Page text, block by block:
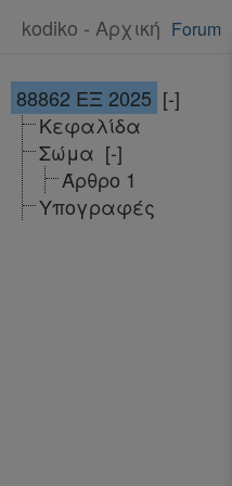
kodiko - Αρχική Forum
88862 ΕΞ 2025 [-]
Κεφαλίδα
Σώμα [-]
Άρθρο 1
Υπογραφές